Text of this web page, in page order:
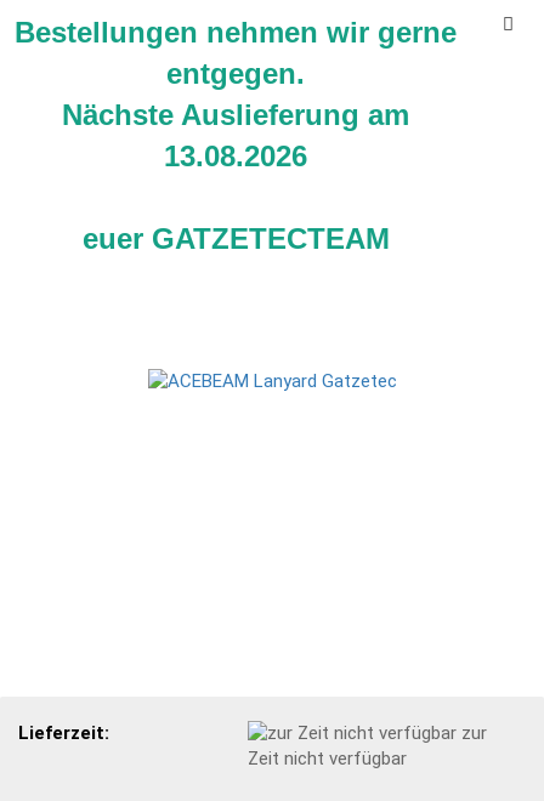
Bestellungen nehmen wir gerne
entgegen.
Nächste Auslieferung am
13.08.2026
euer GATZETECTEAM
ACEBEAM Lanyard Handschlaufe
Lieferzeit:
zur
Zeit nicht verfügbar